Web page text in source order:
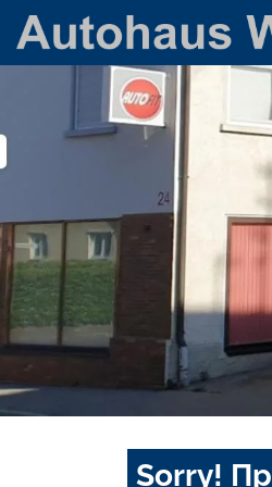
Sorry!